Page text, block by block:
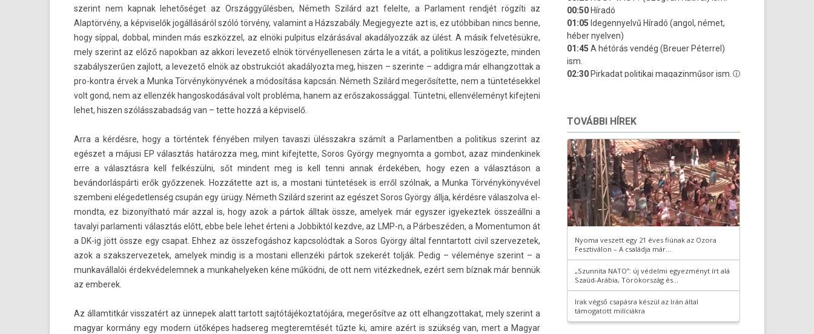
szerint nem kap­nak lehetőséget az Országgyűlésben, Németh Szilárd azt felel­te, a Par­la­ment rendjét rögzíti az
Alaptörvény, a kép­viselők jogállásáról szóló törvény, valamint a Házszabály. Meg­jegyez­te azt is, ez utób­biban nincs benne,
hogy síppal, dobb­al, mind­en más eszközzel, az elnöki pul­pitus elzárásával akadályozzák az ülést. A másik fel­vetésük­re,
mely szerint az előző napok­ban az ak­kori levezető elnök tör­vényel­lenes­en zárta le a vitát, a politikus leszögezte, mind­en
szabálys­zerű­en zaj­lott, a levezető elnök az ob­struk­ciót akadályoz­ta meg, hisz­en – szerin­te – ad­digra már el­hangzot­tak a
pro-kontra érvek a Munka Törvénykönyvének a módosítása kapcsán. Németh Szilárd megerősítette, nem a tün­tetések­kel
volt gond, nem az el­lenzék han­gos­kodásáv­al volt probléma, hanem az erős­zakos­ságg­al. Tün­tetni, el­lenvéleményt kifej­teni
lehet, hisz­en szólásszabad­ság van – tette hozzá a kép­viselő.
Arra a kérdésre, hogy a történtek fényében mily­en tavas­zi ülésszak­ra számít a Par­lamentb­en a politikus szerint az
egészet a májusi EP választás határozza meg, mint kifej­tette, Soros György meg­nyom­ta a gom­bot, azaz min­denkinek
erre a választásra kell felkészülni, sőt min­dent meg is kell tenni annak érdekében, hogy ezen a választáson a
bevándorláspárti erők győz­zenek. Hozzátette azt is, a mos­tani tüntetések is erről szólnak, a Munka Törvénykönyvével
szem­beni elégedet­lenség csupán egy ürügy. Németh Szilárd szerint az egészet Soros György állja, kérdésre válas­zolva el­
mondta, ez bi­zonyít­ható már azzal is, hogy azok a pártok álltak össze, amelyek már egysz­er igyekez­tek összeállni a
tavalyi par­lamen­ti választás előtt, ebbe bele lehet érteni a Job­biktól kezdve, az LMP-n, a Párbeszéden, a Momen­tumon át
a DK-ig jött össze egy csapat. Ehhez az összefogás­hoz kapcsolód­tak a Soros György által fenntar­tott civil szer­vezetek,
azok a szakszer­vezetek, amelyek min­dig is a mos­tani el­lenzéki pártok szekerét tolják. Pedig – véleménye szerint – a
mun­kavál­lalói érdek­védelem­nek a mun­kahelyek­en kéne működni, de ott nem vitéz­kednek, ezért sem bíznak már bennük
az em­berek.
Az állam­titkár visszatért az ünnepek alatt tar­tott saj­tótájékoz­tatójára, megerősítve az ott el­hangzot­takat, mely szerint a
magyar kormány egy modern ütőképes had­sereg meg­terem­tését tűzte ki, amire azért is szükség van, mert a Magyar
TOVÁBBI HÍREK